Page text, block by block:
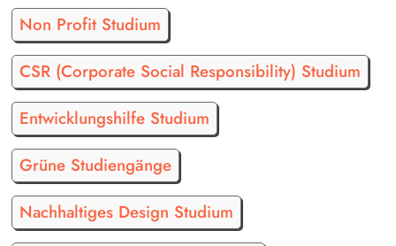
Non Profit Studium
CSR (Corporate Social Responsibility) Studium
Entwicklungshilfe Studium
Grüne Studiengänge
Nachhaltiges Design Studium